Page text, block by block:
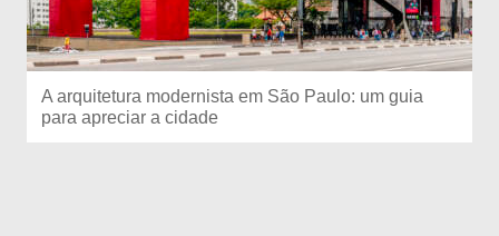
A arquitetura modernista em São Paulo: um guia
para apreciar a cidade